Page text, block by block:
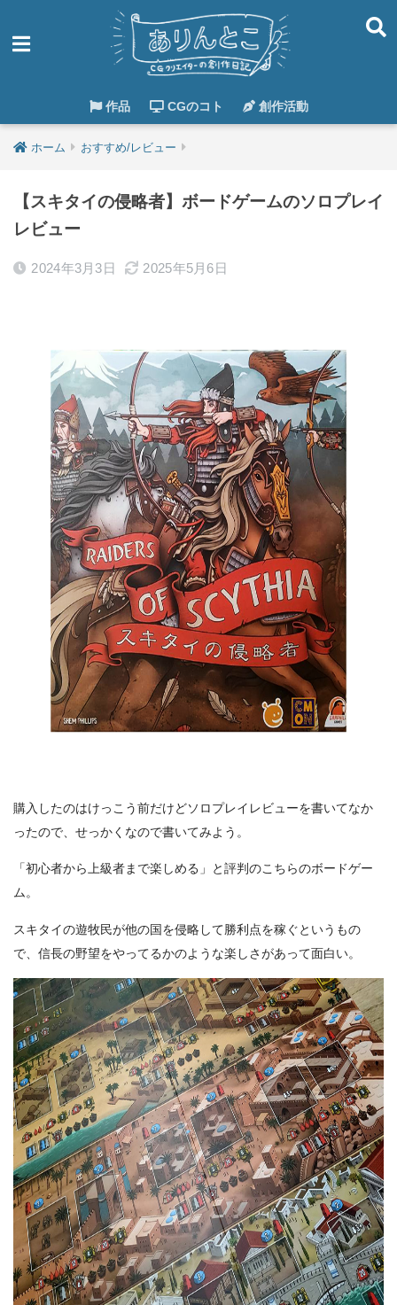
作品 CGのコト 創作活動
ホーム おすすめ/レビュー
【スキタイの侵略者】ボードゲームのソロプレイ
レビュー
2024年3月3日 2025年5月6日
購入したのはけっこう前だけどソロプレイレビューを書いてなか
ったので、せっかくなので書いてみよう。
「初心者から上級者まで楽しめる」と評判のこちらのボードゲー
ム。
スキタイの遊牧民が他の国を侵略して勝利点を稼ぐというもの
で、信長の野望をやってるかのような楽しさがあって面白い。